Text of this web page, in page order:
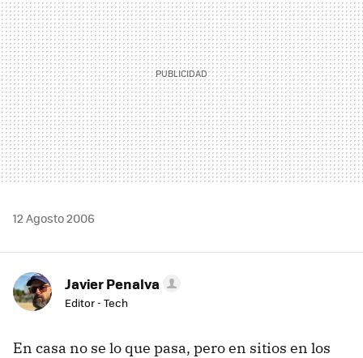
12 Agosto 2006
Javier Penalva
Editor - Tech
En casa no se lo que pasa, pero en sitios en los